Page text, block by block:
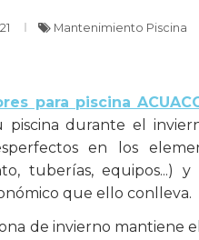
Mantenimiento Piscina
para piscina
piscina durante el
en los
tuberías, equipos...)
que ello conlleva.
de invierno mantiene